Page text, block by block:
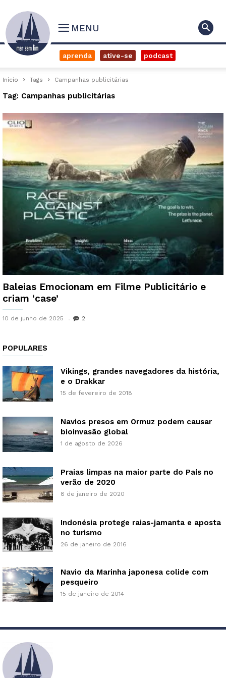
MENU
aprenda ative-se podcast
Início Tags Campanhas publicitárias
Tag: Campanhas publicitárias
Baleias Emocionam em Filme Publicitário e
criam ‘case’
10 de junho de 2025 2
POPULARES
Vikings, grandes navegadores da história,
e o Drakkar
15 de fevereiro de 2018
Navios presos em Ormuz podem causar
bioinvasão global
1 de agosto de 2026
Praias limpas na maior parte do País no
verão de 2020
8 de janeiro de 2020
Indonésia protege raias-jamanta e aposta
no turismo
26 de janeiro de 2016
Navio da Marinha japonesa colide com
pesqueiro
15 de janeiro de 2014